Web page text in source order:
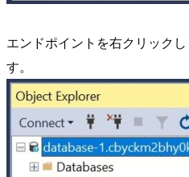
エンドポイントを右クリック
す。